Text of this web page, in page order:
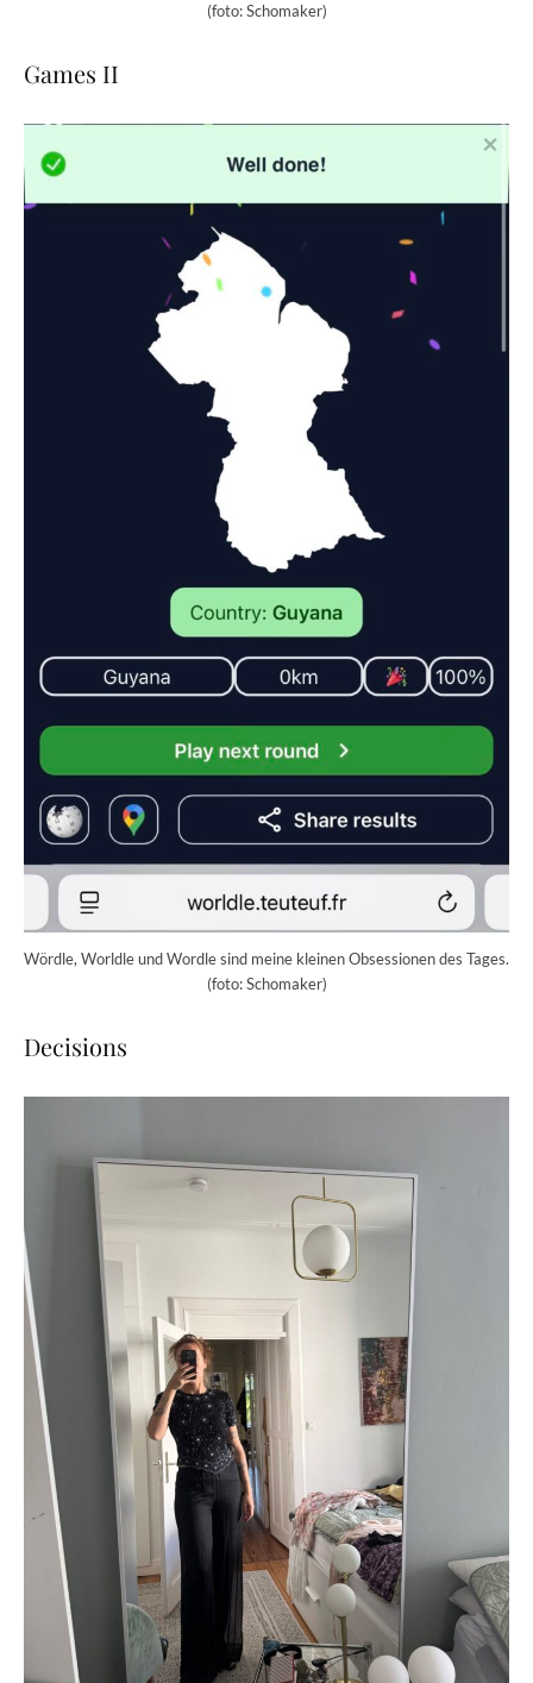
(foto: Schomaker)
Games II
Wördle, Worldle und Wordle sind meine kleinen Obsessionen des Tages.
(foto: Schomaker)
Decisions